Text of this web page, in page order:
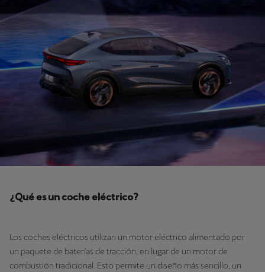
¿Qué es un coche eléctrico?
Los coches eléctricos utilizan un motor eléctrico alimentado por
un paquete de baterías de tracción, en lugar de un motor de
combustión tradicional. Esto permite un diseño más sencillo, un